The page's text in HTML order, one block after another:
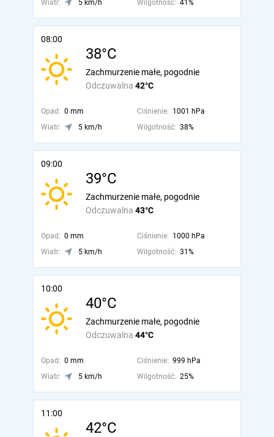
Wiatr: 5 km/h Wilgotność: 41%
08:00
38°C
Odczuwalna 42°C
Zachmurzenie małe, pogodnie
Opad: 0 mm Ciśnienie: 1001 hPa
Wiatr:
5 km/h Wilgotność: 38%
09:00
39°C
Odczuwalna 43°C
Zachmurzenie małe, pogodnie
Opad: 0 mm Ciśnienie: 1000 hPa
Wiatr:
5 km/h Wilgotność: 31%
10:00
40°C
Odczuwalna 44°C
Zachmurzenie małe, pogodnie
Opad: 0 mm Ciśnienie: 999 hPa
Wiatr:
5 km/h Wilgotność: 25%
11:00
42°C